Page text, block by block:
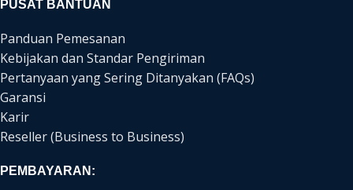
PUSAT BANTUAN
Panduan Pemesanan
Kebijakan dan Standar Pengiriman
Pertanyaan yang Sering Ditanyakan (FAQs)
Garansi
Karir
Reseller (Business to Business)
PEMBAYARAN: